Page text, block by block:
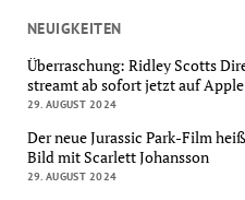
NEUIGKEITEN
Überraschung: Ridley Scotts
streamt ab sofort jetzt auf
29. AUGUST 2024
Der neue Jurassic Park-Film
Bild mit Scarlett Johansson
29. AUGUST 2024